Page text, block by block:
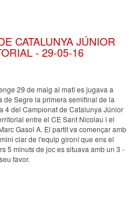
CATALUNYA JÚNIOR
- 29-05-16
29 de maig al matí es jugava a
de Segre la primera semifinal de la
4 del Campionat de Catalunya Júnior
entre el CE Sant Nicolau i el
Gasol A. El partit va començar amb
clar de l'equip gironí que ens el
5 minuts de joc es situava amb un 3 -
favor.